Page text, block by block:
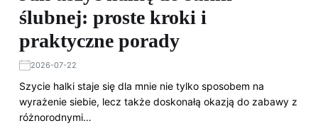
ślubnej: proste kroki i
praktyczne porady
2026-07-22
Szycie halki staje się dla mnie nie tylko sposobem na
wyrażenie siebie, lecz także doskonałą okazją do zabawy z
różnorodnymi…